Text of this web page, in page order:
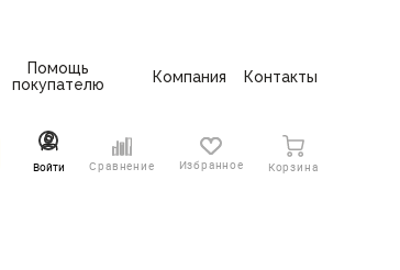
Помощь
покупателю
Компания Контакты
Войти Сравнение Избранное Корзина